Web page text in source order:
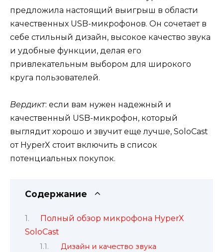
предложила настоящий выигрыш в области
качественных USB-микрофонов. Он сочетает в
себе стильный дизайн, высокое качество звука
и удобные функции, делая его
привлекательным выбором для широкого
круга пользователей.
Вердикт: если вам нужен надежный и
качественный USB-микрофон, который
выглядит хорошо и звучит еще лучше, SoloCast
от HyperX стоит включить в список
потенциальных покупок.
Содержание
Полный обзор микрофона HyperX
SoloCast
Дизайн и качество звука